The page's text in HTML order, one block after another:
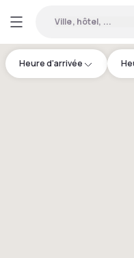
Ville, hôtel, ...
Heure d'arrivée